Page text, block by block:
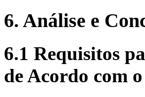
6. Análise e
6.1 Requisitos
de Acordo com